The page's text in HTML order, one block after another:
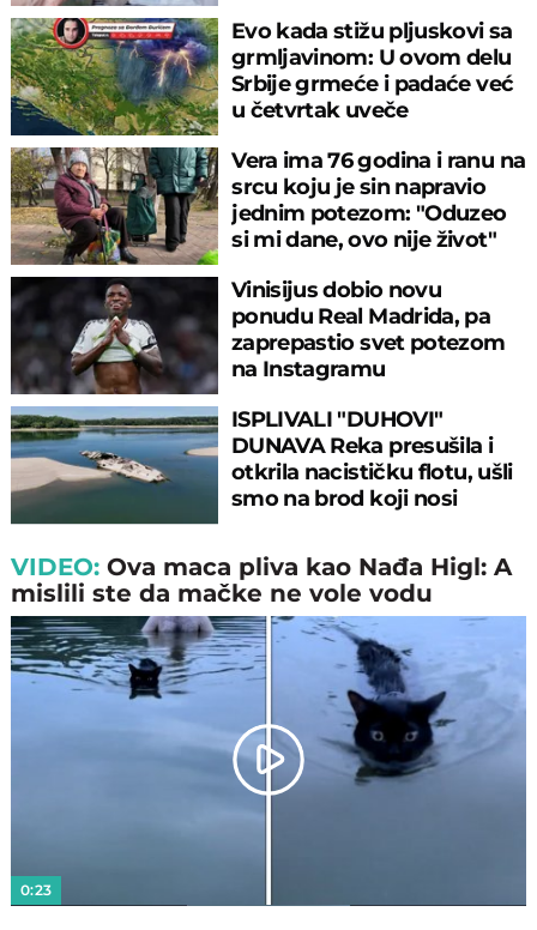
Evo kada stižu pljuskovi sa
grmljavinom: U ovom delu
Srbije grmeće i padaće već
u četvrtak uveče
Vera ima 76 godina i ranu na
srcu koju je sin napravio
jednim potezom: "Oduzeo
si mi dane, ovo nije život"
Vinisijus dobio novu
ponudu Real Madrida, pa
zaprepastio svet potezom
na Instagramu
ISPLIVALI "DUHOVI"
DUNAVA Reka presušila i
otkrila nacističku flotu, ušli
smo na brod koji nosi
VIDEO:Ova maca pliva kao Nađa Higl: A
mislili ste da mačke ne vole vodu
Play
0:23